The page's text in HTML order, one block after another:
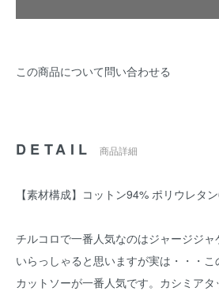
この商品について問い合わせる
DETAIL 商品詳細
【素材構成】コットン94% ポリウレタ
チルコロで一番人気なのはジャージジ
いらっしゃると思いますが実は・・・
カットソーが一番人気です。カシミア